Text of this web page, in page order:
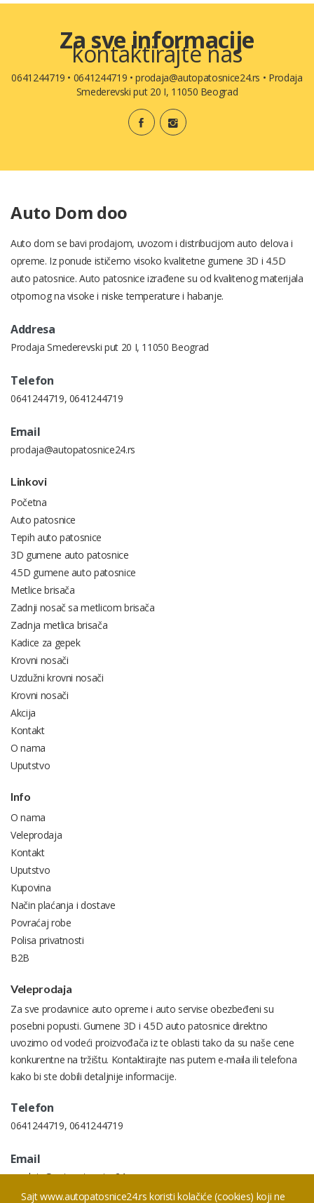
Za sve informacije
kontaktirajte nas
0641244719 • 0641244719 •prodaja@autopatosnice24.rs • Prodaja
Smederevski put 20 I, 11050 Beograd
Sajt www.autopatosnice24.rs koristi kolačiće (cookies) koji ne
Auto Dom doo
Auto dom se bavi prodajom, uvozom i distribucijom auto delova i
opreme. Iz ponude ističemo visoko kvalitetne gumene 3D i 4.5D
auto patosnice. Auto patosnice izrađene su od kvalitenog materijala
otpornog na visoke i niske temperature i habanje.
Addresa
Prodaja Smederevski put 20 I, 11050 Beograd
Telefon
0641244719, 0641244719
Email
prodaja@autopatosnice24.rs
Linkovi
Početna
Auto patosnice
Tepih auto patosnice
3D gumene auto patosnice
4.5D gumene auto patosnice
Metlice brisača
Zadnji nosač sa metlicom brisača
Zadnja metlica brisača
Kadice za gepek
Krovni nosači
Uzdužni krovni nosači
Krovni nosači
Akcija
Kontakt
O nama
Uputstvo
Info
O nama
Veleprodaja
Kontakt
Uputstvo
Kupovina
Način plaćanja i dostave
Povraćaj robe
Polisa privatnosti
B2B
Veleprodaja
Za sve prodavnice auto opreme i auto servise obezbeđeni su
posebni popusti. Gumene 3D i 4.5D auto patosnice direktno
uvozimo od vodeći proizvođača iz te oblasti tako da su naše cene
konkurentne na tržištu. Kontaktirajte nas putem e-maila ili telefona
kako bi ste dobili detaljnije informacije.
Telefon
0641244719, 0641244719
Email
prodaja@autopatosnice24.rs